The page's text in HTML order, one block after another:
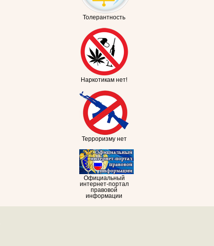
Толерантность
Наркотикам нет!
Терроризму нет
Официальный
интернет-портал
правовой
информации